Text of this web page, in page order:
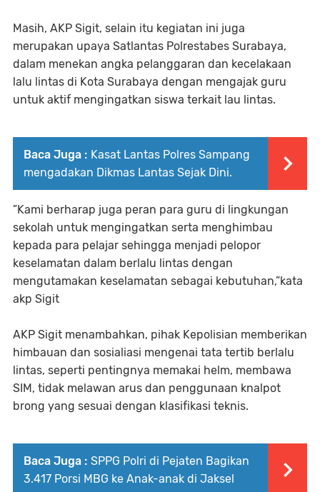
Masih, AKP Sigit, selain itu kegiatan ini juga
merupakan upaya Satlantas Polrestabes Surabaya,
dalam menekan angka pelanggaran dan kecelakaan
lalu lintas di Kota Surabaya dengan mengajak guru
untuk aktif mengingatkan siswa terkait lau lintas.
Baca Juga : Kasat Lantas Polres Sampang
mengadakan Dikmas Lantas Sejak Dini.
”Kami berharap juga peran para guru di lingkungan
sekolah untuk mengingatkan serta menghimbau
kepada para pelajar sehingga menjadi pelopor
keselamatan dalam berlalu lintas dengan
mengutamakan keselamatan sebagai kebutuhan,”kata
akp Sigit
AKP Sigit menambahkan, pihak Kepolisian memberikan
himbauan dan sosialiasi mengenai tata tertib berlalu
lintas, seperti pentingnya memakai helm, membawa
SIM, tidak melawan arus dan penggunaan knalpot
brong yang sesuai dengan klasifikasi teknis.
Baca Juga : SPPG Polri di Pejaten Bagikan
3.417 Porsi MBG ke Anak-anak di Jaksel